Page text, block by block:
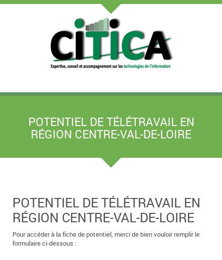
POTENTIEL DE TÉLÉTRAVAIL EN
RÉGION CENTRE-VAL-DE-LOIRE
POTENTIEL DE TÉLÉTRAVAIL EN
RÉGION CENTRE-VAL-DE-LOIRE
Pour accéder à la fiche de potentiel, merci de bien vouloir remplir le
formulaire ci-dessous :